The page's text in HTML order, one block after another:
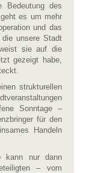
Bedeutung des
es um mehr
und das
die unsere Stadt
sie auf die
gezeigt habe,
strukturellen
Sonntage –
für den
Handeln
kann nur dann
– vom